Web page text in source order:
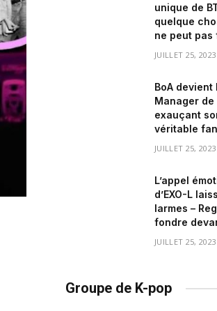
unique de
quelque
ne peut pas
JUILLET 25, 2023
BoA devient
Manager de
exauçant
véritable fan
JUILLET 25, 2023
L’appel
d’EXO-L
larmes –
fondre
JUILLET 25, 2023
Groupe de K-pop